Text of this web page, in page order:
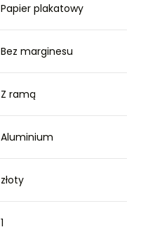
Papier plakatowy
Bez marginesu
Z ramą
Aluminium
złoty
1